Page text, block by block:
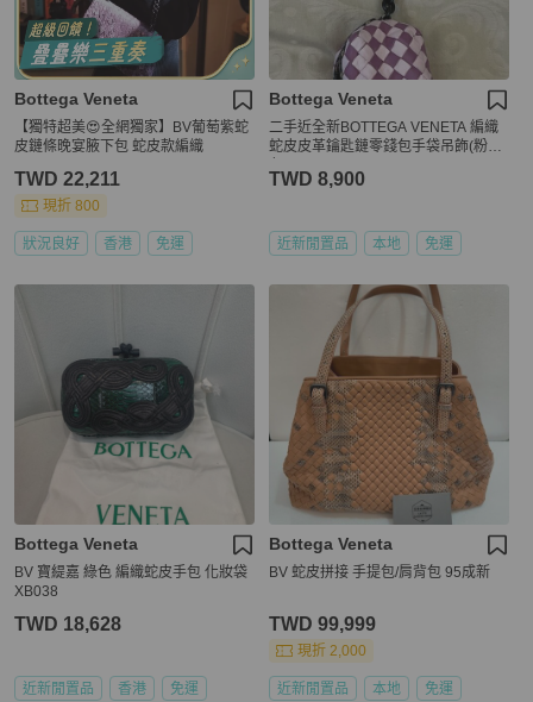
Bottega Veneta
【獨特超美😍全網獨家】BV葡萄紫蛇
皮鏈條晚宴腋下包 蛇皮款編織
TWD 22,211
現折 800
狀況良好 香港 免運
Bottega Veneta
二手近全新BOTTEGA VENETA 編織
蛇皮皮革鑰匙鏈零錢包手袋吊飾(粉紅
TWD 8,900
近新閒置品 本地 免運
Bottega Veneta
BV 寶緹嘉 綠色 編織蛇皮手包 化妝袋
XB038
TWD 18,628
近新閒置品 香港 免運
Bottega Veneta
BV 蛇皮拼接 手提包/肩背包 95成新
TWD 99,999
現折 2,000
近新閒置品 本地 免運